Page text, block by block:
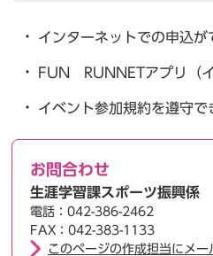
インターネットでの申込が
FUN RUNNETアプリ（イ
イベント参加規約を遵守で
お問合わせ
生涯学習課スポーツ振興係
電話：042-386-2462
FAX：042-383-1133
このページの作成担当にメー